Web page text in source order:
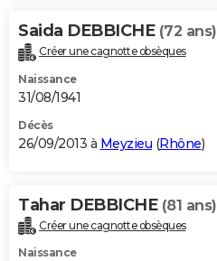
Saida DEBBICHE (72 ans)
Créer une cagnotte obsèques
Naissance
31/08/1941
Décès
26/09/2013 à Meyzieu (Rhône)
Tahar DEBBICHE (81 ans)
Créer une cagnotte obsèques
Naissance